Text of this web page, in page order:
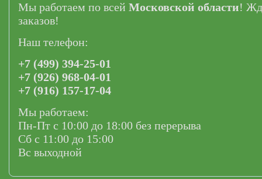
Мы работаем по всей Московской области!
заказов!
Наш телефон:
+7 (499) 394-25-01
+7 (926) 968-04-01
+7 (916) 157-17-04
Мы работаем:
Пн-Пт с 10:00 до 18:00 без перерыва
Сб с 11:00 до 15:00
Вс выходной